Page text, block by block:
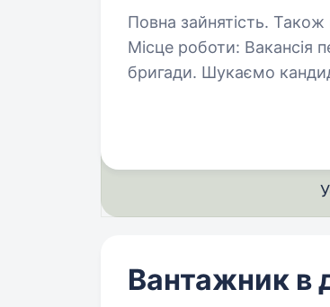
Повна зайнятість. Також
Місце роботи: Вакансія передбачає службу в артилерійському підрозділі
бригади. Шукаємо
Вантажник в